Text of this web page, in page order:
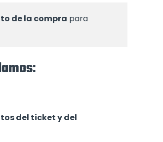
de la compra para
:
del ticket y del